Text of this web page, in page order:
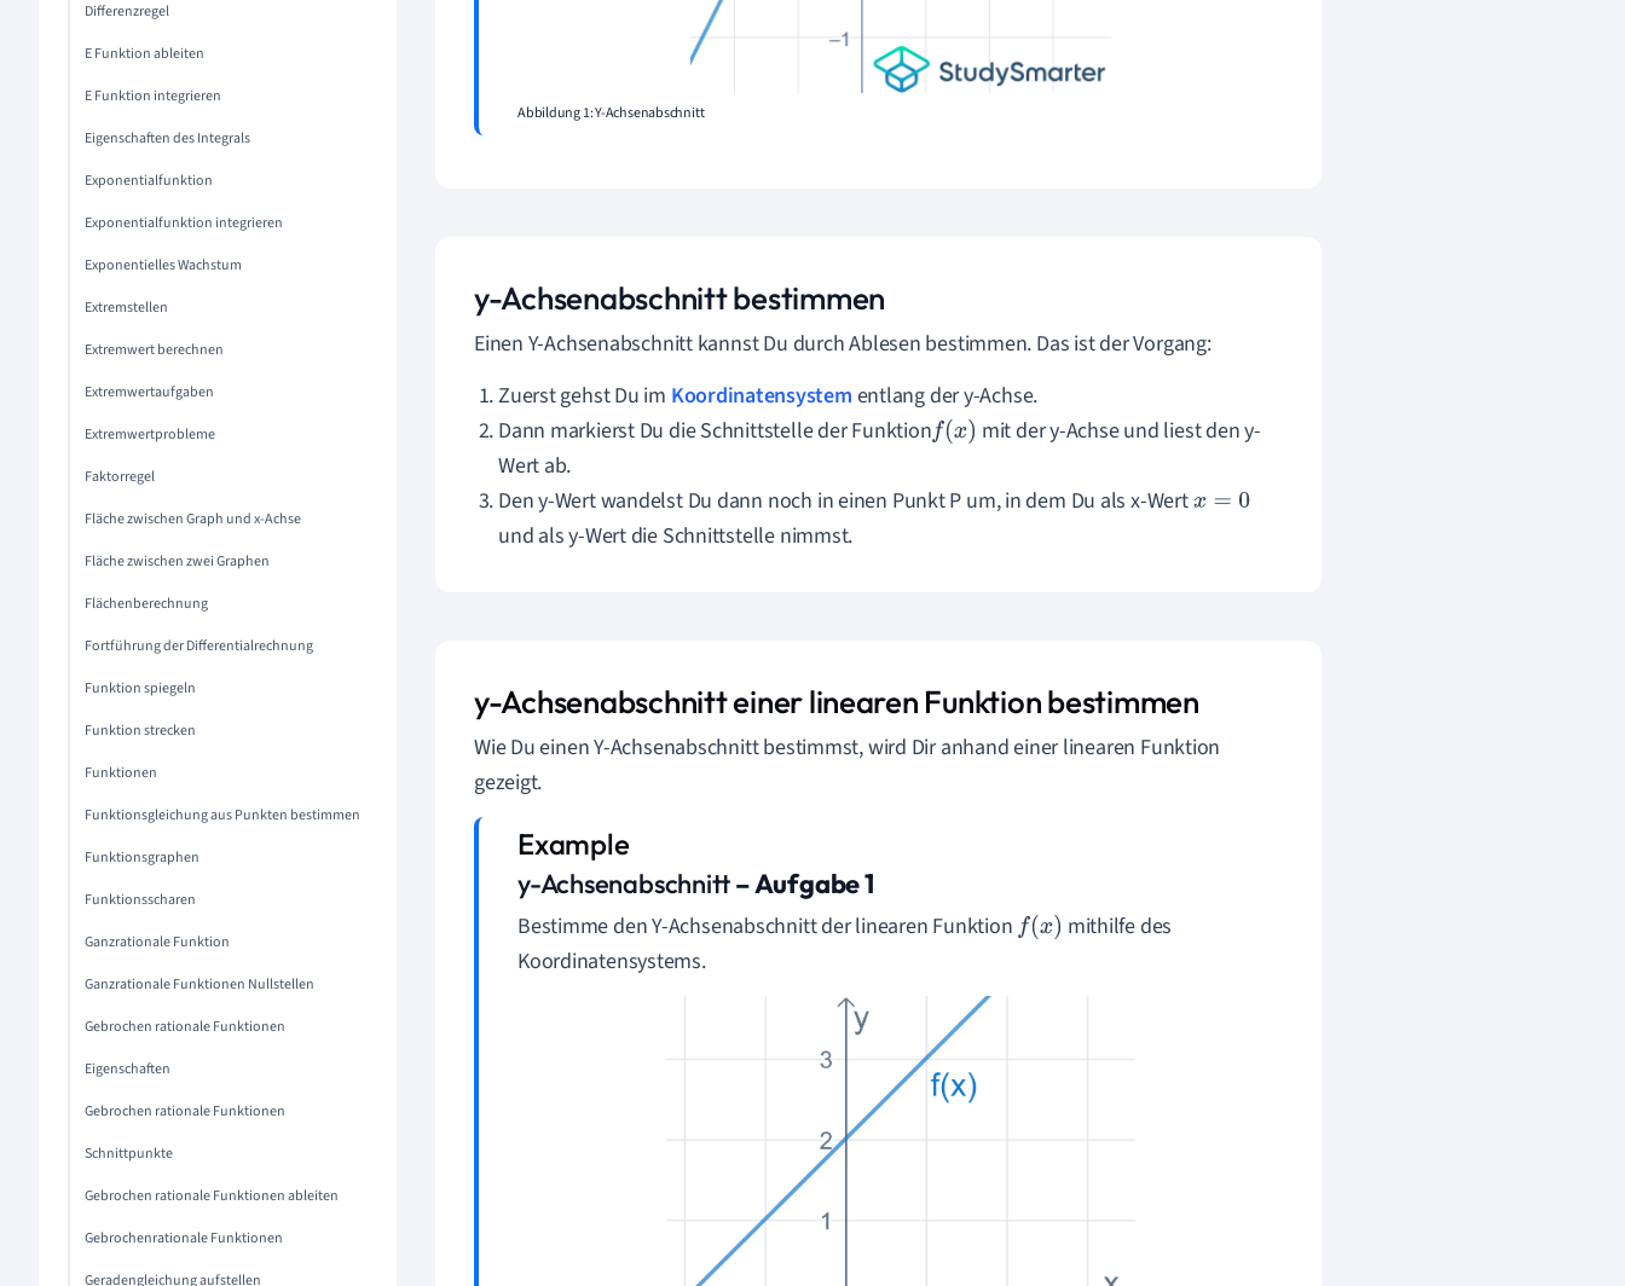
Differenzregel
E Funktion ableiten
E Funktion integrieren
Eigenschaften des Integrals
Exponentialfunktion
Exponentialfunktion integrieren
Exponentielles Wachstum
Extremstellen
Extremwert berechnen
Extremwertaufgaben
Extremwertprobleme
Faktorregel
Fläche zwischen Graph und x-Achse
Fläche zwischen zwei Graphen
Flächenberechnung
Fortführung der Differentialrechnung
Funktion spiegeln
Funktion strecken
Funktionen
Funktionsgleichung aus Punkten bestimmen
Funktionsgraphen
Funktionsscharen
Ganzrationale Funktion
Ganzrationale Funktionen Nullstellen
Gebrochen rationale Funktionen
Eigenschaften
Gebrochen rationale Funktionen
Schnittpunkte
Gebrochen rationale Funktionen ableiten
Gebrochenrationale Funktionen
Geradengleichung aufstellen
Abbildung 1: Y-Achsenabschnitt
y-Achsenabschnitt bestimmen
Einen Y-Achsenabschnitt kannst Du durch Ablesen bestimmen. Das ist der Vorgang:
Zuerst gehst Du im Koordinatensystem entlang der y-Achse.
Dann markierst Du die Schnittstelle derFunktionf(x)
mit der y-Achse und liest den y-
Wert ab.
Den y-Wert wandelst Du dann noch in einen Punkt P um, in dem Du als x-Wertx= 0
und als y-Wert die Schnittstelle nimmst.
y-Achsenabschnitt einer linearen Funktion bestimmen
Wie Du einen Y-Achsenabschnitt bestimmst, wird Dir anhand einer linearen Funktion
gezeigt.
y-Achsenabschnitt– Aufgabe 1
Bestimme den Y-Achsenabschnitt der linearen Funktion f(x)
mithilfe des
Koordinatensystems.